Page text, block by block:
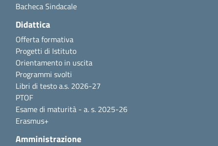
Bacheca Sindacale
Didattica
Offerta formativa
Progetti di Istituto
Orientamento in uscita
Programmi svolti
Libri di testo a.s. 2026-27
PTOF
Esame di maturità - a. s. 2025-26
Erasmus+
Amministrazione